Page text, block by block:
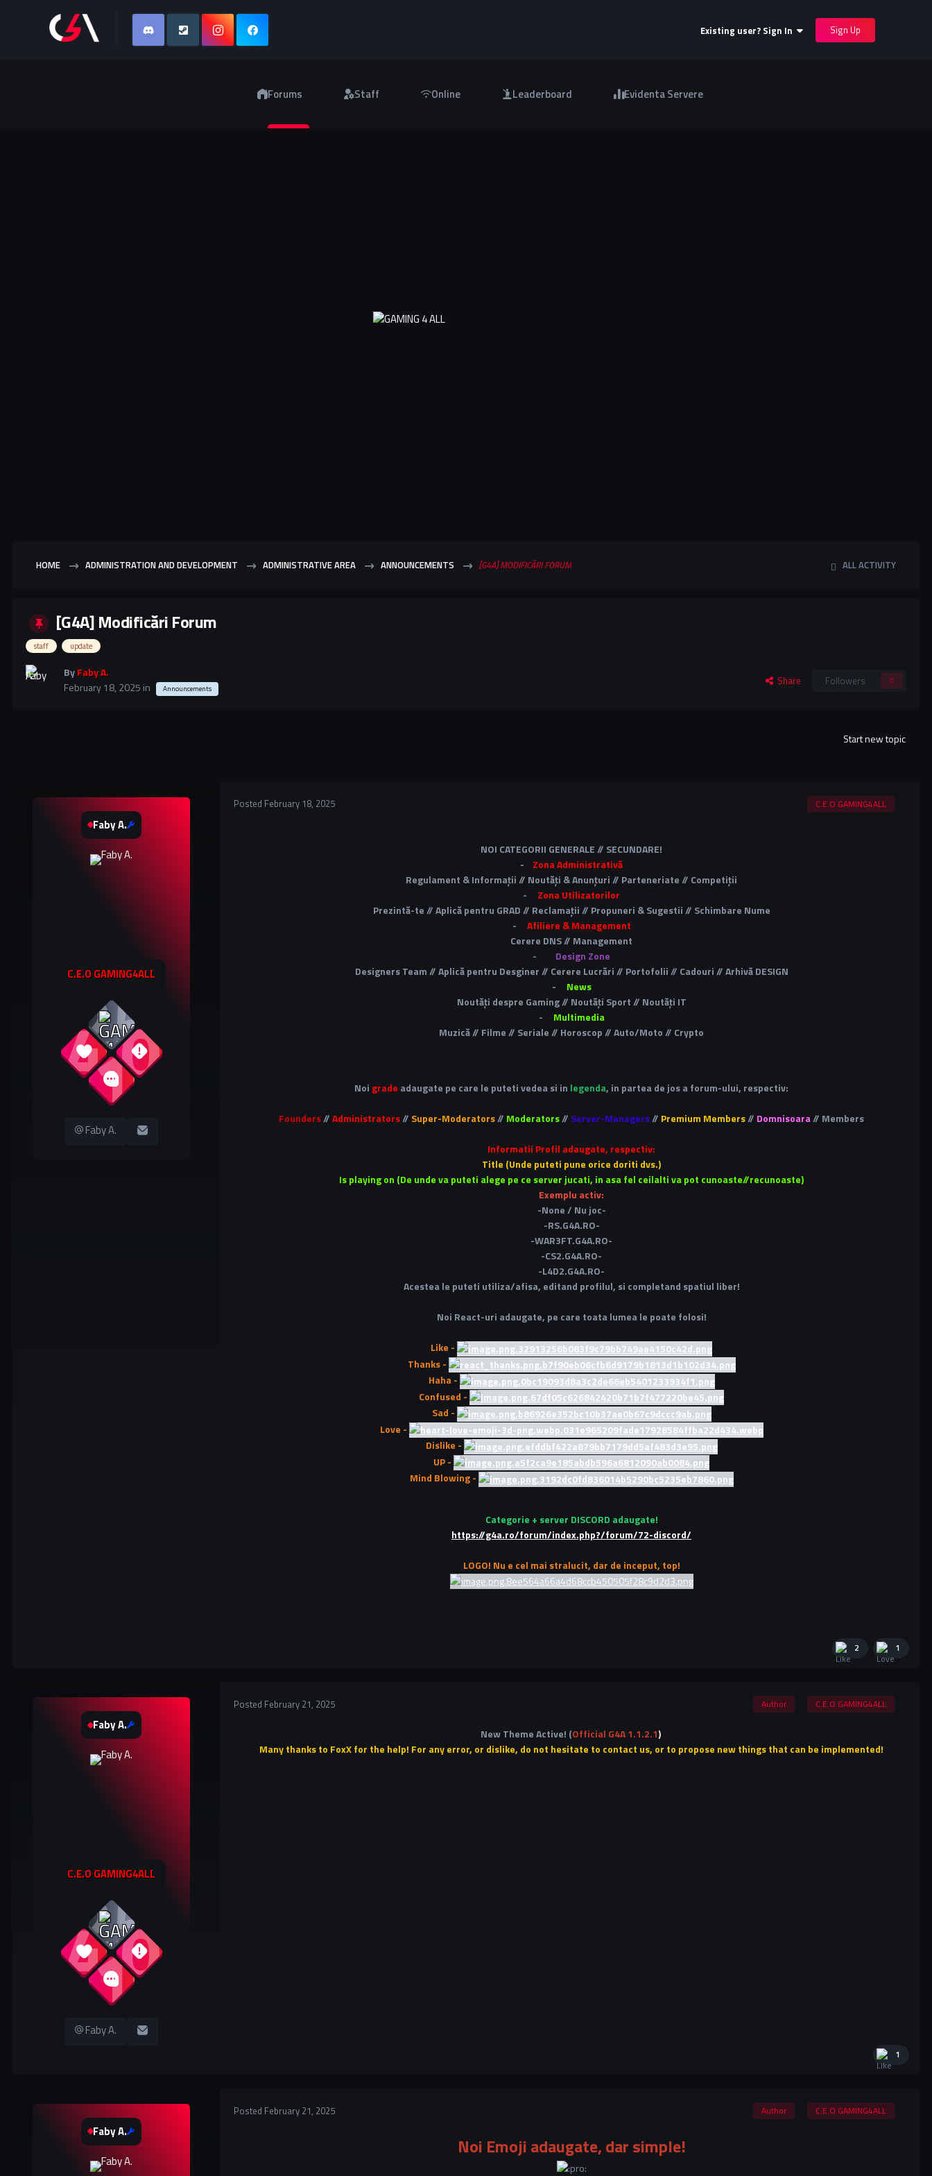
Existing user? Sign In Sign Up
Forums Staff Online Leaderboard Evidenta Servere
ALL ACTIVITY
HOME ADMINISTRATION AND DEVELOPMENT ADMINISTRATIVE AREA ANNOUNCEMENTS [G4A] MODIFICĂRI FORUM
[G4A] Modificări Forum
staff update
ByFaby A.
February 18, 2025 in Announcements
Share Followers 0
Start new topic
Faby A.
C.E.O GAMING4ALL
25
349
610
0
Faby A.
C.E.O GAMING4ALL
Posted February 18, 2025
NOI CATEGORII GENERALE // SECUNDARE!
- Zona Administrativă
Regulament & Informații // Noutăți & Anunțuri // Parteneriate // Competiții
- Zona Utilizatorilor
Prezintă-te // Aplică pentru GRAD // Reclamații // Propuneri & Sugestii // Schimbare Nume
- Afiliere & Management
Cerere DNS // Management
- Design Zone
Designers Team // Aplică pentru Desginer // Cerere Lucrări // Portofolii // Cadouri // Arhivă DESIGN
-
News
Noutăți despre Gaming // Noutăți Sport // Noutăți IT
-
Multimedia
Muzică // Filme // Seriale // Horoscop // Auto/Moto // Crypto
Noi grade adaugate pe care le puteti vedea si in legenda, in partea de jos a forum-ului, respectiv:
Founders//Administrators// Super-Moderators// Moderators// Server-Managers// Premium Members// Domnisoara// Members
Informatii Profil adaugate, respectiv:
Title (Unde puteti pune orice doriti dvs.)
Is playing on (De unde va puteti alege pe ce server jucati, in asa fel ceilalti va pot cunoaste//recunoaste)
Exemplu activ:
-None / Nu joc-
-RS.G4A.RO-
-WAR3FT.G4A.RO-
-CS2.G4A.RO-
-L4D2.G4A.RO-
Acestea le puteti utiliza/afisa, editand profilul, si completand spatiul liber!
Noi React-uri adaugate, pe care toata lumea le poate folosi!
Like -
Thanks -
Haha -
Confused -
Sad -
Love -
Dislike -
UP -
Mind Blowing -
Categorie + server DISCORD adaugate!
https://g4a.ro/forum/index.php?/forum/72-discord/
LOGO! Nu e cel mai stralucit, dar de inceput, top!
2 1
Faby A.
C.E.O GAMING4ALL
25
349
610
0
Faby A.
Author C.E.O GAMING4ALL
Posted February 21, 2025
New Theme Active! (Official G4A 1.1.2.1)
Many thanks to FoxX for the help! For any error, or dislike, do not hesitate to contact us, or to propose new things that can be implemented!
1
Faby A.
Author C.E.O GAMING4ALL
Posted February 21, 2025
Noi Emoji adaugate, dar simple!